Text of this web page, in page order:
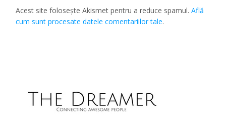
Acest site folosește Akismet pentru a reduce spamul.Află
cum sunt procesate datele comentariilor tale.